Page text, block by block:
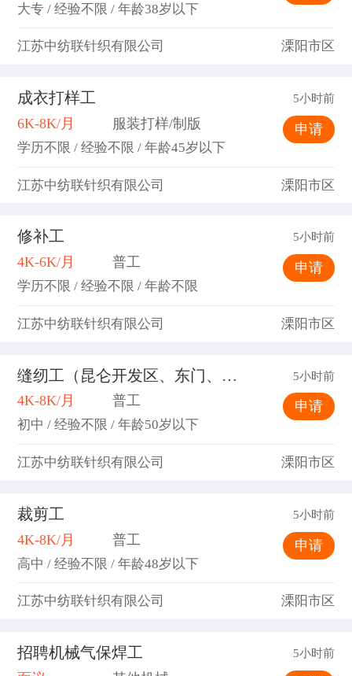
大专 / 经验不限 / 年龄38岁以下
江苏中纺联针织有限公司 溧阳市区
成衣打样工 5小时前
6K-8K/月 服装打样/制版
学历不限 / 经验不限 / 年龄45岁以下
申请
江苏中纺联针织有限公司 溧阳市区
修补工 5小时前
4K-6K/月 普工
学历不限 / 经验不限 / 年龄不限
申请
江苏中纺联针织有限公司 溧阳市区
缝纫工（昆仑开发区、东门、上兴） 5小时前
4K-8K/月 普工
初中 / 经验不限 / 年龄50岁以下
申请
江苏中纺联针织有限公司 溧阳市区
裁剪工 5小时前
4K-8K/月 普工
高中 / 经验不限 / 年龄48岁以下
申请
江苏中纺联针织有限公司 溧阳市区
招聘机械气保焊工 5小时前